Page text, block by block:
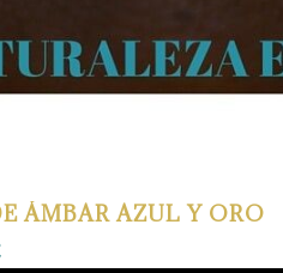
ÁMBAR AZUL Y ORO